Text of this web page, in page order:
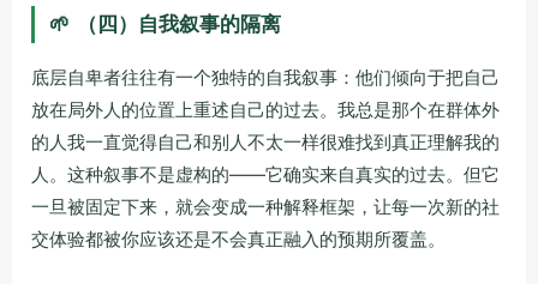
🌱 （四）自我叙事的隔离
底层自卑者往往有一个独特的自我叙事：他们倾向于把自己
放在局外人的位置上重述自己的过去。我总是那个在群体外
的人我一直觉得自己和别人不太一样很难找到真正理解我的
人。这种叙事不是虚构的——它确实来自真实的过去。但它
一旦被固定下来，就会变成一种解释框架，让每一次新的社
交体验都被你应该还是不会真正融入的预期所覆盖。